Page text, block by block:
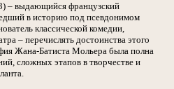
– выдающийся французский
в историю под псевдонимом
классической комедии,
– перечислять достоинства этого
Жана-Батиста Мольера была полна
сложных этапов в творчестве и